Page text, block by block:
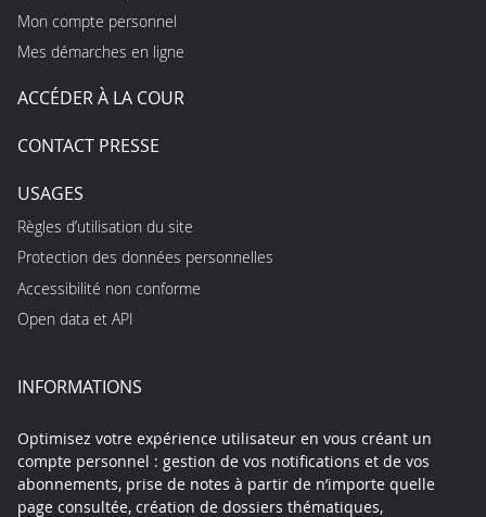
Mon compte personnel
Mes démarches en ligne
ACCÉDER À LA COUR
CONTACT PRESSE
USAGES
Règles d’utilisation du site
Protection des données personnelles
Accessibilité non conforme
Open data et API
INFORMATIONS
Optimisez votre expérience utilisateur en vous créant un
compte personnel : gestion de vos notifications et de vos
abonnements, prise de notes à partir de n’importe quelle
page consultée, création de dossiers thématiques,